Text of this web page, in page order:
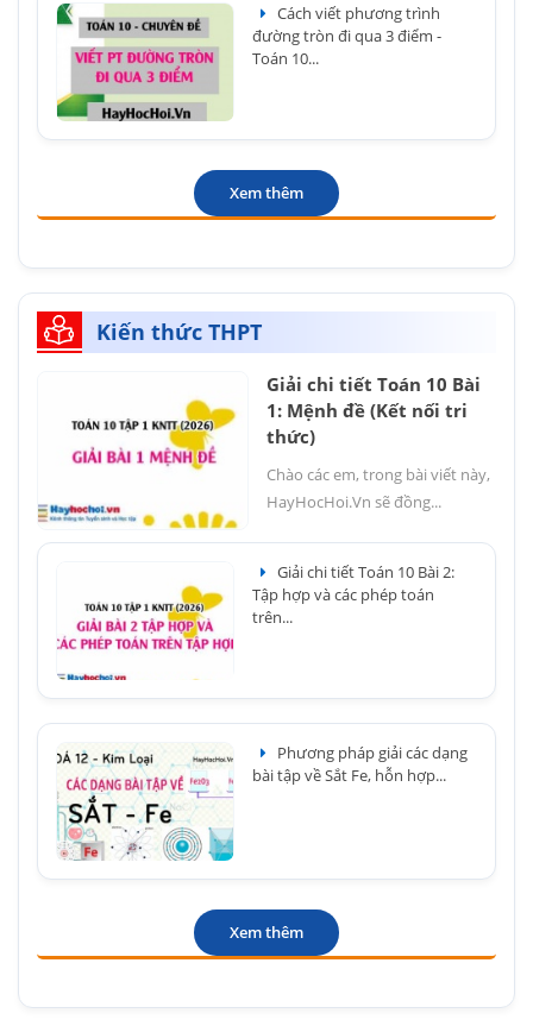
Cách viết phương trình
đường tròn đi qua 3 điểm -
Toán 10...
Xem thêm
Kiến thức THPT
Giải chi tiết Toán 10 Bài
1: Mệnh đề (Kết nối tri
thức)
Chào các em, trong bài viết này,
HayHocHoi.Vn sẽ đồng...
Giải chi tiết Toán 10 Bài 2:
Tập hợp và các phép toán
trên...
Phương pháp giải các dạng
bài tập về Sắt Fe, hỗn hợp...
Xem thêm